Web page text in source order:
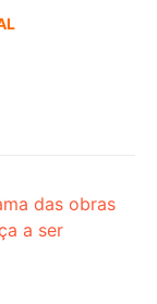
das obras
a ser